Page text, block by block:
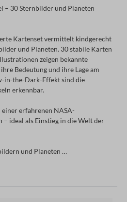
– 30 Sternbilder und Planeten
Kartenset vermittelt kindgerecht
und Planeten. 30 stabile Karten
zeigen bekannte
Bedeutung und ihre Lage am
in-the-Dark-Effekt sind die
erkennbar.
erfahrenen NASA-
ideal als Einstieg in die Welt der
und Planeten